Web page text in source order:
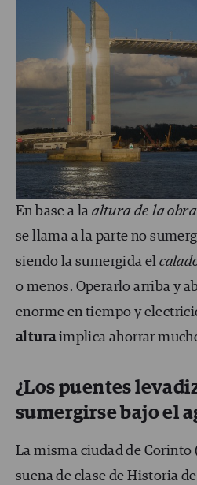
En base a laaltura de la
se llama a la parte no
siendo la sumergida el
o menos. Operarlo arriba y
enorme en tiempo y
alturaimplica ahorrar
¿Los puentes
sumergirse bajo el
La misma ciudad de Corinto
suena de clase de Historia